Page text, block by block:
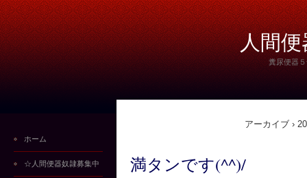
人間
糞尿便器
ホーム
☆人間便器奴隷募集中
アーカイブ ›
満タンです(^^)/